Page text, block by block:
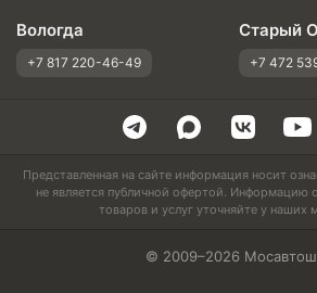
Вологда
+7 817 220-46-49
Старый
+7 472
Представленная на сайте информация носит
не является публичной офертой. Информацию
товаров и услуг уточняйте у наших
© 2009–2026